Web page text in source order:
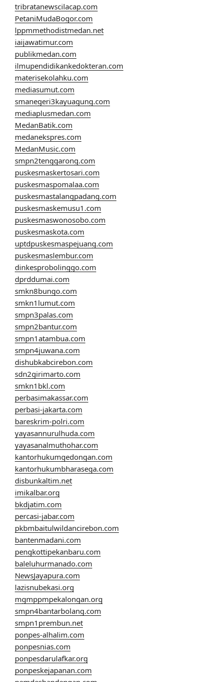
tribratanewscilacap.com
PetaniMudaBogor.com
lppmmethodistmedan.net
iaijawatimur.com
publikmedan.com
ilmupendidikankedokteran.com
materisekolahku.com
mediasumut.com
smanegeri3kayuagung.com
mediaplusmedan.com
MedanBatik.com
medanekspres.com
MedanMusic.com
smpn2tenggarong.com
puskesmaskertosari.com
puskesmaspomalaa.com
puskesmastalangpadang.com
puskesmaskemusu1.com
puskesmaswonosobo.com
puskesmaskota.com
uptdpuskesmaspejuang.com
puskesmaslembur.com
dinkesprobolinggo.com
dprddumai.com
smkn8bungo.com
smkn1lumut.com
smpn3palas.com
smpn2bantur.com
smpn1atambua.com
smpn4juwana.com
dishubkabcirebon.com
sdn2girimarto.com
smkn1bkl.com
perbasimakassar.com
perbasi-jakarta.com
bareskrim-polri.com
yayasannurulhuda.com
yayasanalmuthohar.com
kantorhukumgedongan.com
kantorhukumbharasega.com
disbunkaltim.net
imikalbar.org
bkdjatim.com
percasi-jabar.com
pkbmbaitulwildancirebon.com
bantenmadani.com
pengkottipekanbaru.com
baleluhurmanado.com
NewsJayapura.com
lazisnubekasi.org
mgmppmpekalongan.org
smpn4bantarbolang.com
smpn1prembun.net
ponpes-alhalim.com
ponpesnias.com
ponpesdarulafkar.org
ponpeskejapanan.com